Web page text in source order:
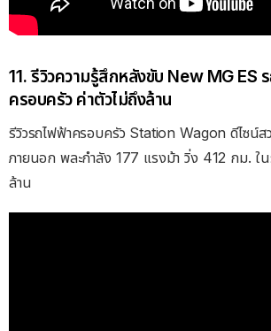
11. รีวิวความรู้สึกหลังขับ New MG ES
ครอบครัว ค่าตัวไม่ถึงล้าน
รีวิวรถไฟฟ้าครอบครัว Station Wagon ดีไซน์ส
ภายนอก พละกำลัง 177 แรงม้า วิ่ง 412 กม. ใน
ล้าน